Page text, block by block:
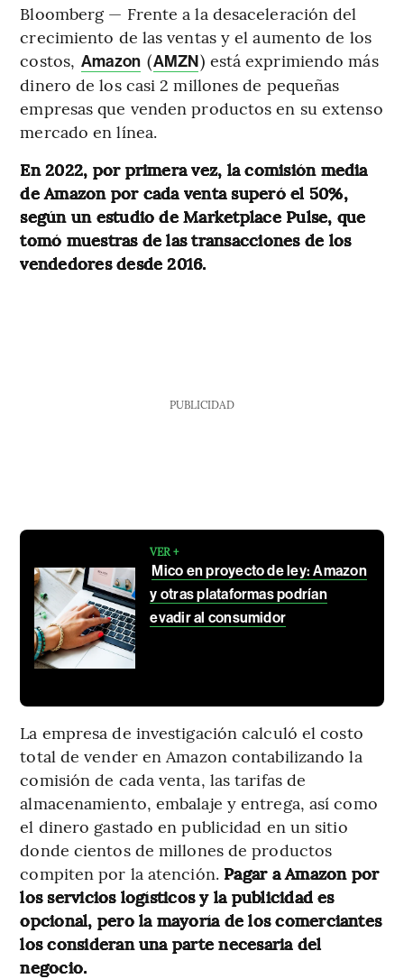
Bloomberg — Frente a la desaceleración del
crecimiento de las ventas y el aumento de los
costos, Amazon (AMZN) está exprimiendo más
dinero de los casi 2 millones de pequeñas
empresas que venden productos en su extenso
mercado en línea.
En 2022, por primera vez, la comisión media
de Amazon por cada venta superó el 50%,
según un estudio de Marketplace Pulse, que
tomó muestras de las transacciones de los
vendedores desde 2016.
PUBLICIDAD
VER +
Mico en proyecto de ley: Amazon
y otras plataformas podrían
evadir al consumidor
La empresa de investigación calculó el costo
total de vender en Amazon contabilizando la
comisión de cada venta, las tarifas de
almacenamiento, embalaje y entrega, así como
el dinero gastado en publicidad en un sitio
donde cientos de millones de productos
compiten por la atención.Pagar a Amazon por
los servicios logísticos y la publicidad es
opcional, pero la mayoría de los comerciantes
los consideran una parte necesaria del
negocio.